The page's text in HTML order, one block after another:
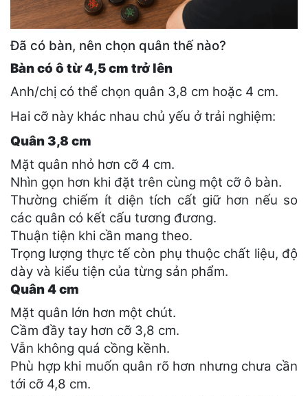
Đã có bàn, nên chọn quân thế nào?
Bàn có ô từ 4,5 cm trở lên
Anh/chị có thể chọn quân 3,8 cm hoặc 4 cm.
Hai cỡ này khác nhau chủ yếu ở trải nghiệm:
Quân 3,8 cm
Mặt quân nhỏ hơn cỡ 4 cm.
Nhìn gọn hơn khi đặt trên cùng một cỡ ô bàn.
Thường chiếm ít diện tích cất giữ hơn nếu so
các quân có kết cấu tương đương.
Thuận tiện khi cần mang theo.
Trọng lượng thực tế còn phụ thuộc chất liệu, độ
dày và kiểu tiện của từng sản phẩm.
Quân 4 cm
Mặt quân lớn hơn một chút.
Cầm đầy tay hơn cỡ 3,8 cm.
Vẫn không quá cồng kềnh.
Phù hợp khi muốn quân rõ hơn nhưng chưa cần
tới cỡ 4,8 cm.